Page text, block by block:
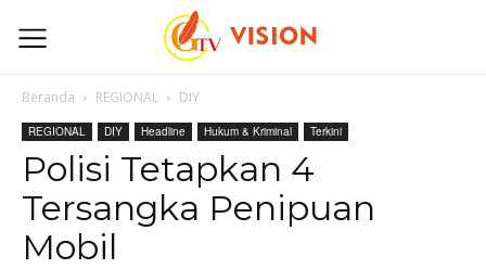
Beranda REGIONAL DIY
REGIONAL DIY Headline Hukum & Kriminal Terkini
Polisi Tetapkan 4
Tersangka Penipuan
Mobil